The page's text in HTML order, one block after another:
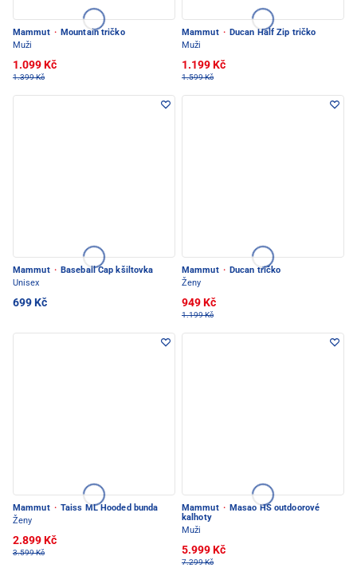
Mammut · Mountain tričko
Muži
1.099 Kč
1.399 Kč
Mammut · Ducan Half Zip tričko
Muži
1.199 Kč
1.599 Kč
Mammut · Baseball Cap kšiltovka
Unisex
699 Kč
Mammut · Ducan tričko
Ženy
949 Kč
1.199 Kč
Mammut · Taiss ML Hooded bunda
Ženy
2.899 Kč
3.599 Kč
Mammut · Masao HS outdoorové
kalhoty
Muži
5.999 Kč
7.299 Kč